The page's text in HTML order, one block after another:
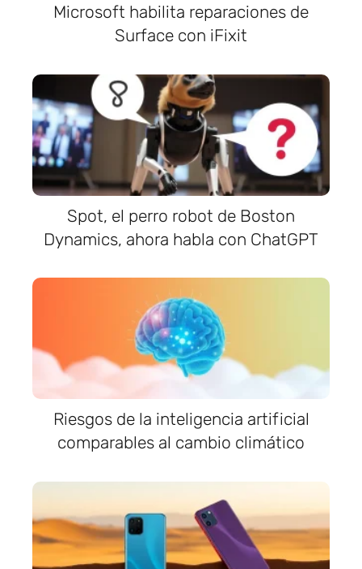
Microsoft habilita reparaciones de
Surface con iFixit
Spot, el perro robot de Boston
Dynamics, ahora habla con ChatGPT
Riesgos de la inteligencia artificial
comparables al cambio climático